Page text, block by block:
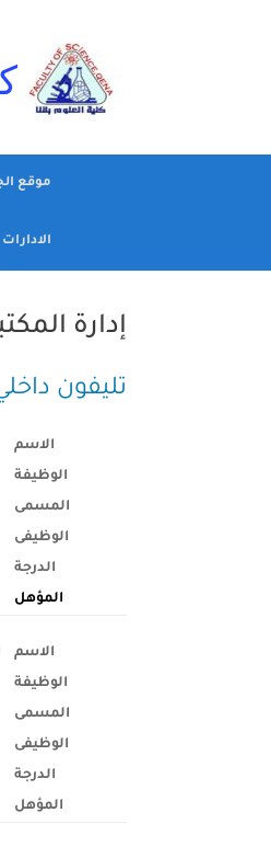
موقع
الادارات
إدارة
تليفون داخلي :
الاسم
الوظيفة
المسمى
الوظيفى
الدرجة
المؤهل
الاسم
الوظيفة
المسمى
الوظيفى
الدرجة
المؤهل